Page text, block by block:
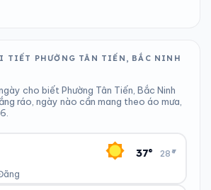
TIẾT PHƯỜNG TÂN TIẾN, BẮC NINH
cho biết Phường Tân Tiến, Bắc Ninh
ráo, ngày nào cần mang theo áo mưa,
37° 28°
▾